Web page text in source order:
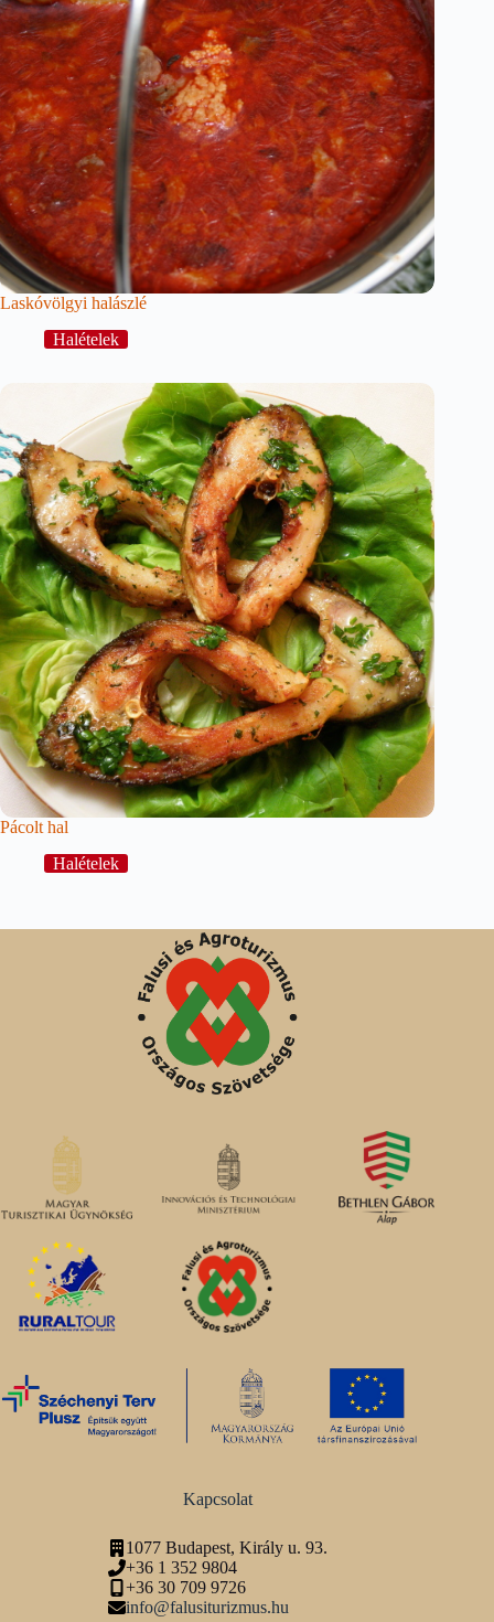
Laskóvölgyi halászlé
Halételek
Pácolt hal
Halételek
Kapcsolat
1077 Budapest, Király u. 93.
+36 1 352 9804
+36 30 709 9726
info@falusiturizmus.hu